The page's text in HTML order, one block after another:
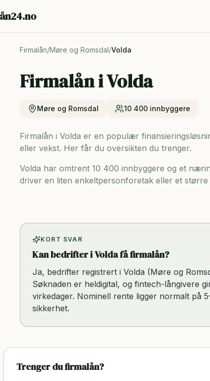
Firmalån/Møre og Romsdal/Volda
Firmalån iVolda
Møre og Romsdal 10 400 innbyggere
Firmalån i Volda er en populær
eller vekst. Her får du oversikten du trenger.
Volda har omtrent 10 400 innbyggere og et
driver en liten enkeltpersonforetak eller et
KORT SVAR
Kan bedrifter i Volda få firmalån?
Ja, bedrifter registrert i Volda (Møre og
Søknaden er heldigital, og fintech-långivere
virkedager. Nominell rente ligger normalt på
sikkerhet.
Trenger du firmalån?